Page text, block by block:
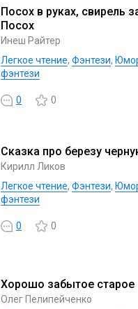
Посох в руках, свирель
Посох
Инеш Райтер
Легкое чтение, Фэнтези,
фэнтези
0 0
Сказка про березу
Кирилл Ликов
Легкое чтение, Фэнтези,
фэнтези
0 0
Хорошо забытое старое
Олег Пелипейченко